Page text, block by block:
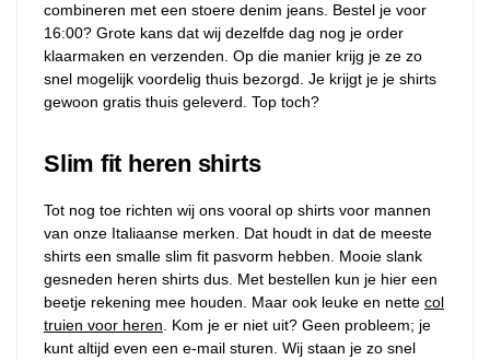
combineren met een stoere denim jeans. Bestel je voor
16:00? Grote kans dat wij dezelfde dag nog je order
klaarmaken en verzenden. Op die manier krijg je ze zo
snel mogelijk voordelig thuis bezorgd. Je krijgt je je shirts
gewoon gratis thuis geleverd. Top toch?
Slim fit heren shirts
Tot nog toe richten wij ons vooral op shirts voor mannen
van onze Italiaanse merken. Dat houdt in dat de meeste
shirts een smalle slim fit pasvorm hebben. Mooie slank
gesneden heren shirts dus. Met bestellen kun je hier een
beetje rekening mee houden. Maar ook leuke en nette col
truien voor heren . Kom je er niet uit? Geen probleem; je
kunt altijd even een e-mail sturen. Wij staan je zo snel